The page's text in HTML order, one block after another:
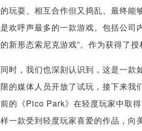
的玩耍、相互合作但又捣乱、最终
是欢呼声最多的一款游戏。包括公司
的新形态索尼克游戏”。作为获得了
同时，我们也深刻认识到，这是一
限的媒体人员开放了试玩，接下来我
前的《Pico Park》在轻度玩家中取
样一款受到轻度玩家喜爱的作品，